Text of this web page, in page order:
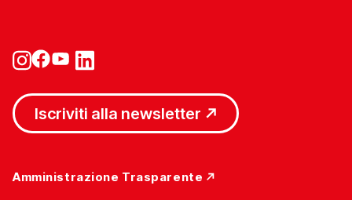
Iscriviti alla newsletter
Amministrazione Trasparente